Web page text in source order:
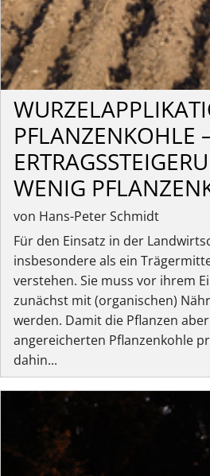
PFLANZENKOHLE
WENIG
von Hans-Peter Schmidt
Für den Einsatz in der
insbesondere als ein
verstehen. Sie muss vor ihrem
zunächst mit (organischen)
werden. Damit die Pflanzen
angereicherten Pflanzenkohle
dahin...